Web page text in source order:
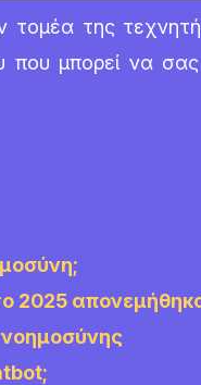
τομέα της
που μπορεί να
2025
νοημοσύνης